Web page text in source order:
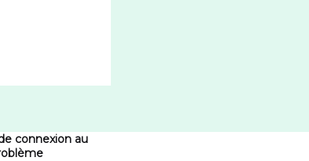
connexion au